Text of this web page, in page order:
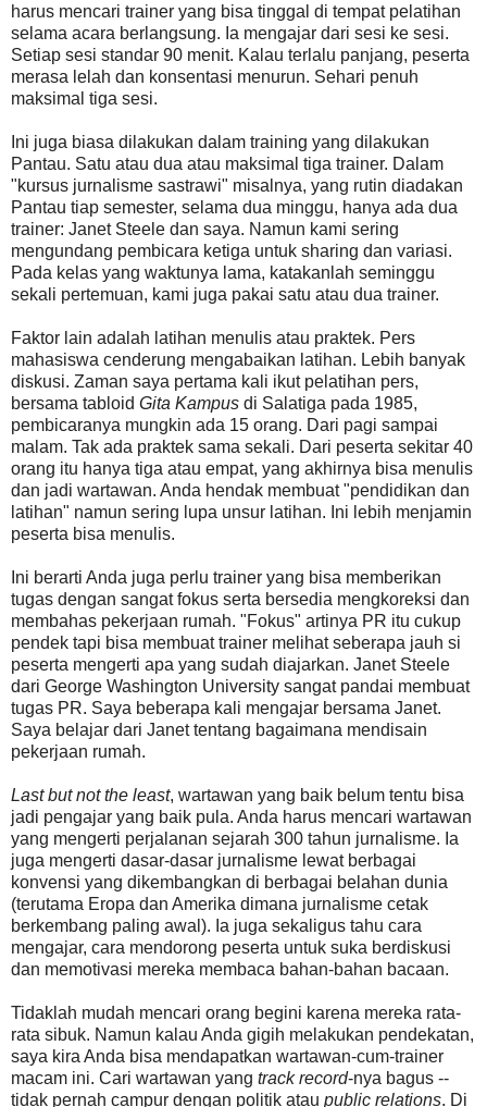
harus mencari trainer yang bisa tinggal di tempat pelatihan
selama acara berlangsung. Ia mengajar dari sesi ke sesi.
Setiap sesi standar 90 menit. Kalau terlalu panjang, peserta
merasa lelah dan konsentasi menurun. Sehari penuh
maksimal tiga sesi.
Ini juga biasa dilakukan dalam training yang dilakukan
Pantau. Satu atau dua atau maksimal tiga trainer. Dalam
"kursus jurnalisme sastrawi" misalnya, yang rutin diadakan
Pantau tiap semester, selama dua minggu, hanya ada dua
trainer: Janet Steele dan saya. Namun kami sering
mengundang pembicara ketiga untuk sharing dan variasi.
Pada kelas yang waktunya lama, katakanlah seminggu
sekali pertemuan, kami juga pakai satu atau dua trainer.
Faktor lain adalah latihan menulis atau praktek. Pers
mahasiswa cenderung mengabaikan latihan. Lebih banyak
diskusi. Zaman saya pertama kali ikut pelatihan pers,
bersama tabloid Gita Kampus di Salatiga pada 1985,
pembicaranya mungkin ada 15 orang. Dari pagi sampai
malam. Tak ada praktek sama sekali. Dari peserta sekitar 40
orang itu hanya tiga atau empat, yang akhirnya bisa menulis
dan jadi wartawan. Anda hendak membuat "pendidikan dan
latihan" namun sering lupa unsur latihan. Ini lebih menjamin
peserta bisa menulis.
Ini berarti Anda juga perlu trainer yang bisa memberikan
tugas dengan sangat fokus serta bersedia mengkoreksi dan
membahas pekerjaan rumah. "Fokus" artinya PR itu cukup
pendek tapi bisa membuat trainer melihat seberapa jauh si
peserta mengerti apa yang sudah diajarkan. Janet Steele
dari George Washington University sangat pandai membuat
tugas PR. Saya beberapa kali mengajar bersama Janet.
Saya belajar dari Janet tentang bagaimana mendisain
pekerjaan rumah.
Last but not the least, wartawan yang baik belum tentu bisa
jadi pengajar yang baik pula. Anda harus mencari wartawan
yang mengerti perjalanan sejarah 300 tahun jurnalisme. Ia
juga mengerti dasar-dasar jurnalisme lewat berbagai
konvensi yang dikembangkan di berbagai belahan dunia
(terutama Eropa dan Amerika dimana jurnalisme cetak
berkembang paling awal). Ia juga sekaligus tahu cara
mengajar, cara mendorong peserta untuk suka berdiskusi
dan memotivasi mereka membaca bahan-bahan bacaan.
Tidaklah mudah mencari orang begini karena mereka rata-
rata sibuk. Namun kalau Anda gigih melakukan pendekatan,
saya kira Anda bisa mendapatkan wartawan-cum-trainer
macam ini. Cari wartawan yang track record-nya bagus --
tidak pernah campur dengan politik atau public relations. Di